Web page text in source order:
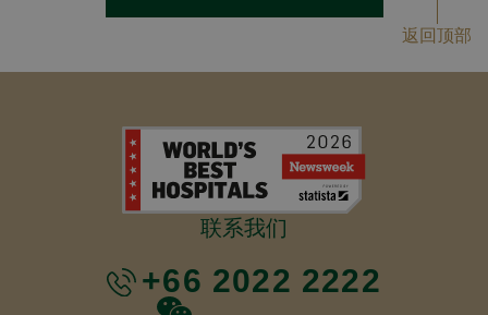
返回顶部
联系我们
+66 2022 2222